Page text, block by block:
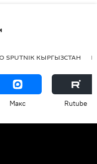
SPUTNIK КЫРГЫЗСТАН
Макс Rutube